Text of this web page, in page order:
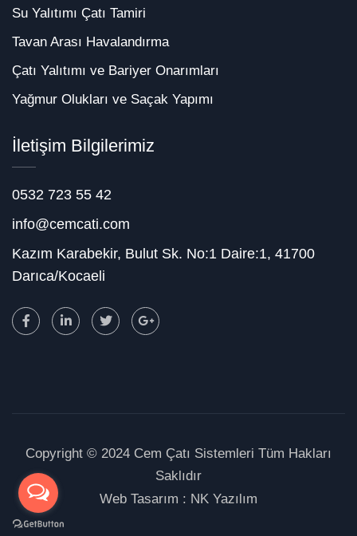
Su Yalıtımı Çatı Tamiri
Tavan Arası Havalandırma
Çatı Yalıtımı ve Bariyer Onarımları
Yağmur Olukları ve Saçak Yapımı
İletişim Bilgilerimiz
0532 723 55 42
info@cemcati.com
Kazım Karabekir, Bulut Sk. No:1 Daire:1, 41700
Darıca/Kocaeli
Copyright © 2024 Cem Çatı Sistemleri Tüm Hakları
Saklıdır
Web Tasarım : NK Yazılım